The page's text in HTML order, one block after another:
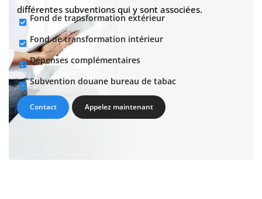
différentes subventions qui y sont associées.
Fond de transformation extérieur
Fond de transformation intérieur
Dépenses complémentaires
Subvention douane bureau de tabac
Contact Appelez maintenant